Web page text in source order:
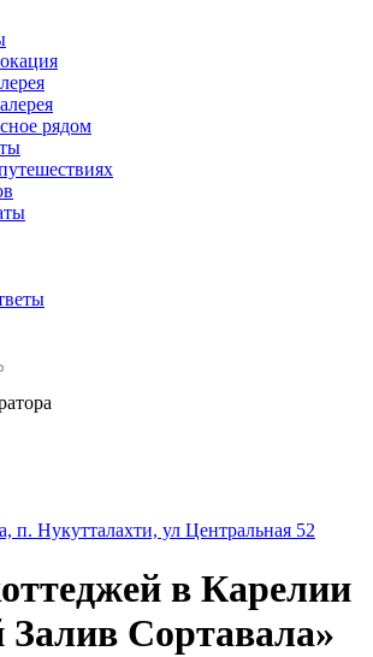
рядом
п. Нукутталахти, ул Центральная 52
в Карелии
Сортавала»